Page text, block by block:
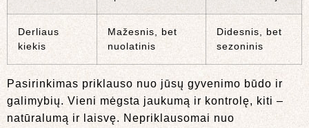
Derliaus
kiekis
Mažesnis, bet
nuolatinis
Didesnis, bet
sezoninis
Pasirinkimas priklauso nuo jūsų gyvenimo būdo ir
galimybių. Vieni mėgsta jaukumą ir kontrolę, kiti –
natūralumą ir laisvę. Nepriklausomai nuo